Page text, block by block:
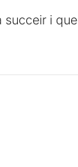
succeir i que